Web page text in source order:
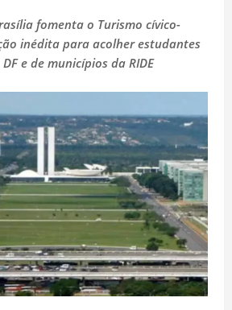
fomenta o Turismo cívico-
inédita para acolher estudantes
e de municípios da RIDE